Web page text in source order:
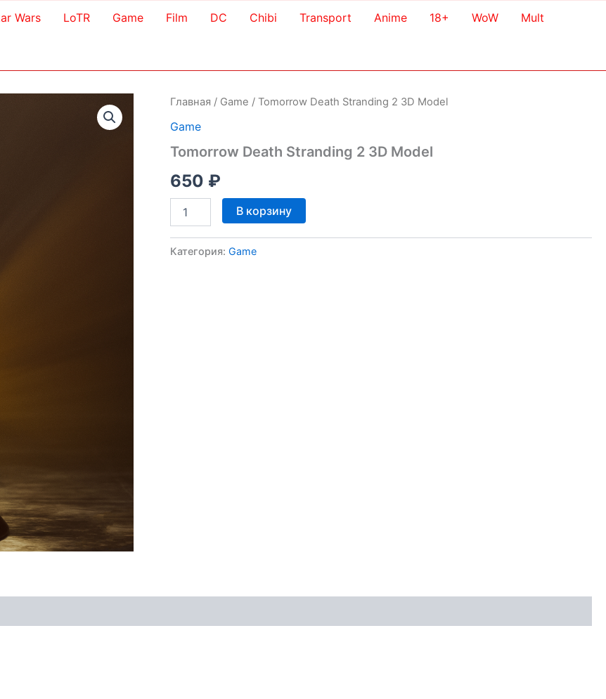
Wars LoTR Game Film DC Chibi Transport Anime 18+ WoW Mult
Главная / Game / Tomorrow Death Stranding 2 3D Model
Game
Tomorrow Death Stranding 2 3D Model
650 ₽
Количество
товара
Death
Stranding
В корзину
Категория:Game